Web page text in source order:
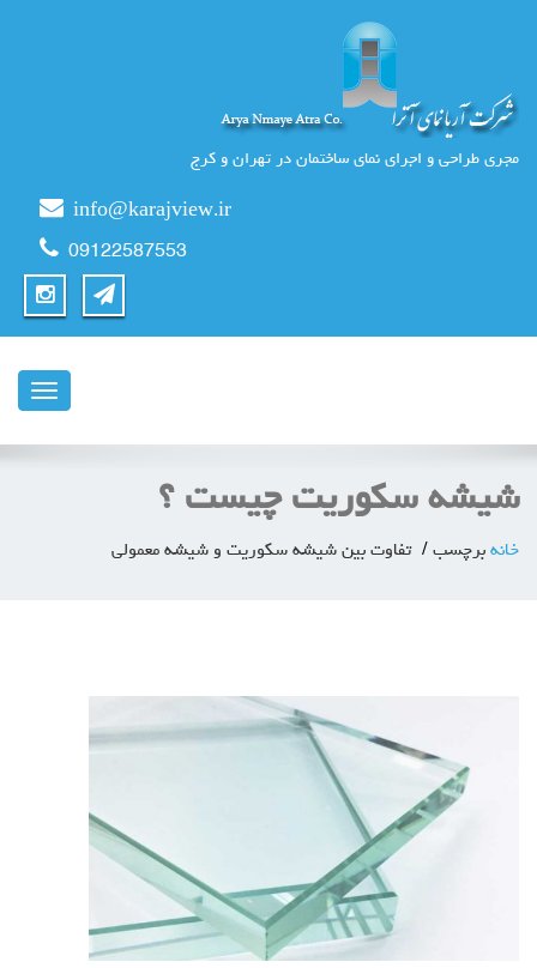
طراحی و اجرای نمای ساختمان در تهران و کرج
info@karajview.ir
09122587553
ناوبری
سکوریت چیست ؟
برچسب تفاوت بین شیشه سکوریت و شیشه معمولی